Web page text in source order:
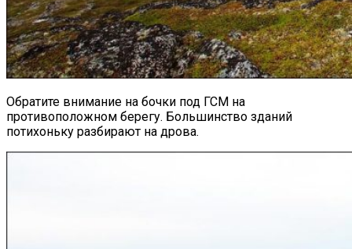
Обратите внимание на бочки под ГСМ на
противоположном берегу. Большинство зданий
потихоньку разбирают на дрова.